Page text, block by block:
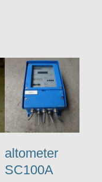
altometer
SC100A